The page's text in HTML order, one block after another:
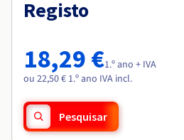
Preços
Roadmap & Changelog
Observabilidade
Roadmap & Changelog
Roadmap & Changelog
Roadmap & Changelog
Roadmap & Changelog
Registo
18,29 €1.º ano + IVA
ou 22,50 € 1.º ano IVA incl.
Pesquisar